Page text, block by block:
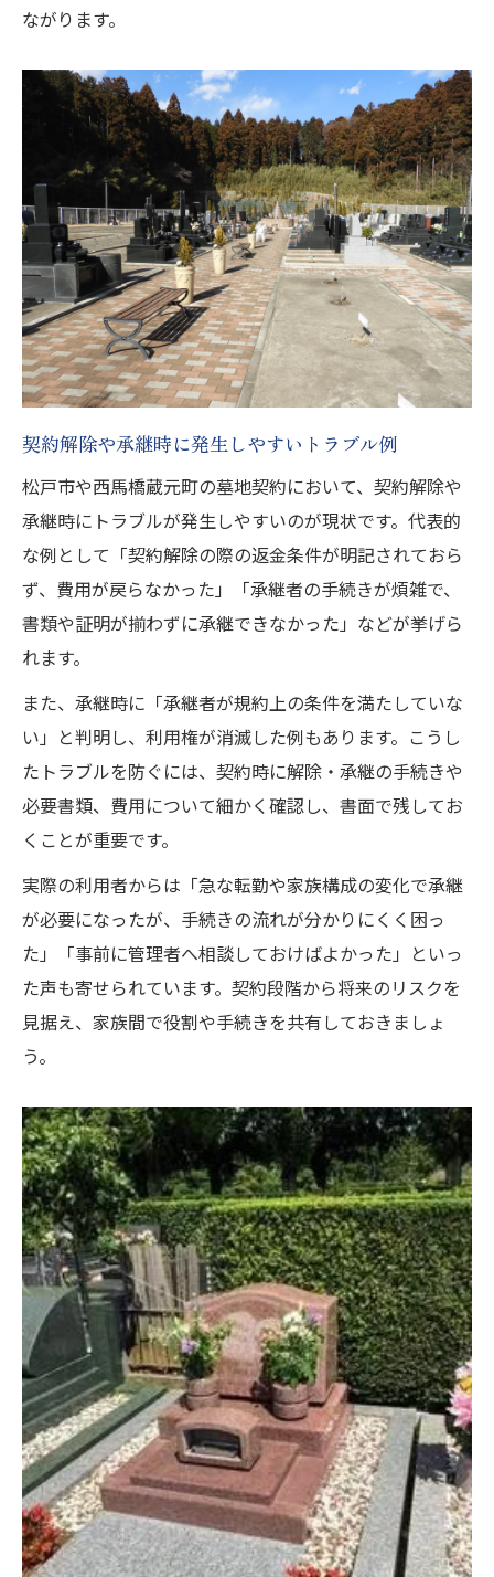
ながります。
契約解除や承継時に発生しやすいトラブル例
松戸市や西馬橋蔵元町の墓地契約において、契約解除や
承継時にトラブルが発生しやすいのが現状です。代表的
な例として「契約解除の際の返金条件が明記されておら
ず、費用が戻らなかった」「承継者の手続きが煩雑で、
書類や証明が揃わずに承継できなかった」などが挙げら
れます。
また、承継時に「承継者が規約上の条件を満たしていな
い」と判明し、利用権が消滅した例もあります。こうし
たトラブルを防ぐには、契約時に解除・承継の手続きや
必要書類、費用について細かく確認し、書面で残してお
くことが重要です。
実際の利用者からは「急な転勤や家族構成の変化で承継
が必要になったが、手続きの流れが分かりにくく困っ
た」「事前に管理者へ相談しておけばよかった」といっ
た声も寄せられています。契約段階から将来のリスクを
見据え、家族間で役割や手続きを共有しておきましょ
う。